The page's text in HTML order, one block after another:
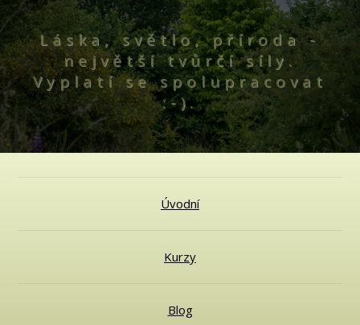
Láska, světlo, příroda -
největší tvůrčí síly.
Vyplatí se spolupracovat
:-).
Úvodní
Kurzy
Blog